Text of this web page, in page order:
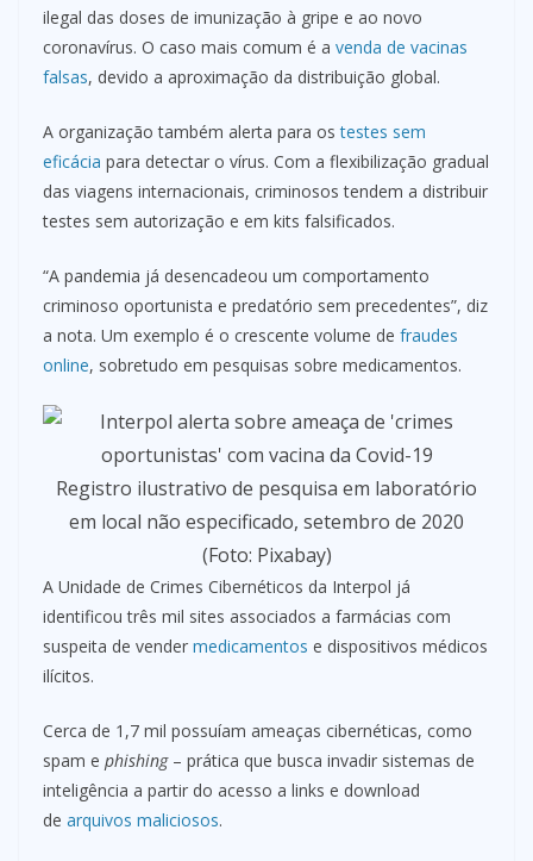
ilegal das doses de imunização à gripe e ao novo
coronavírus. O caso mais comum é a venda de vacinas
falsas, devido a aproximação da distribuição global.
A organização também alerta para ostestes sem
eficácia para detectar o vírus. Com a flexibilização gradual
das viagens internacionais, criminosos tendem a distribuir
testes sem autorização e em kits falsificados.
“A pandemia já desencadeou um comportamento
criminoso oportunista e predatório sem precedentes”, diz
a nota. Um exemplo é o crescente volume de fraudes
online, sobretudo em pesquisas sobre medicamentos.
Registro ilustrativo de pesquisa em laboratório
em local não especificado, setembro de 2020
(Foto: Pixabay)
A Unidade de Crimes Cibernéticos da Interpol já
identificou três mil sites associados a farmácias com
suspeita de vender medicamentos e dispositivos médicos
ilícitos.
Cerca de 1,7 mil possuíam ameaças cibernéticas, como
spam e phishing– prática que busca invadir sistemas de
inteligência a partir do acesso a links e download
de arquivos maliciosos.